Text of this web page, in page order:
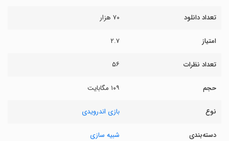
تعداد دانلود ۷۰ هزار
امتیاز ۲.۷
تعداد نظرات ۵۶
حجم ۱۰۹ مگابایت
نوع بازی اندرویدی
دسته‌بندی شبیه سازی